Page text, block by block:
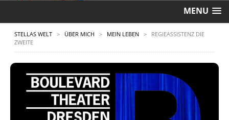
MENU
STELLAS WELT > ÜBER MICH > MEIN LEBEN > REGIEASSISTENZ DIE
ZWEITE